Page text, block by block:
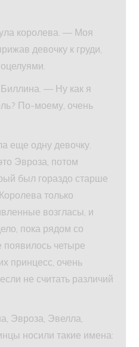
королева. — Моя
девочку к груди,
— Ну как я
По-моему, очень
еще одну девочку.
Эвроза, потом
был гораздо старше
только
возгласы, и
пока рядом со
появилось четыре
принцесс, очень
не считать различий
Эвроза, Эвелла,
носили такие имена: